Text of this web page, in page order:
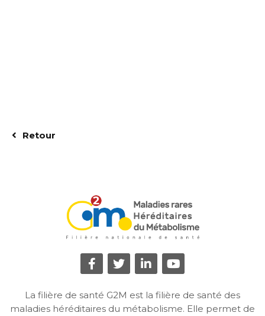
Retour
La filière de santé G2M est la filière de santé des
maladies héréditaires du métabolisme. Elle permet de